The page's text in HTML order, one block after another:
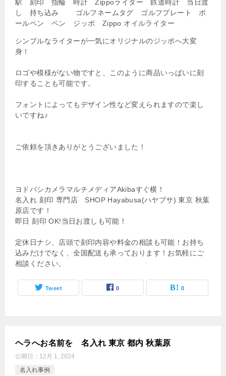
シンプルなライターが一気にオリジナルのジッポへ大変
身！
ロゴや模様がない物ですと、このように商品いっぱいに刻
印することも可能です。
フォントによってもデザイン性など変えられますので楽し
いですね♪
ご依頼を頂きありがとうございました！
ヨドバシカメラマルチメディアAkibaすぐ横！
名入れ 刻印 専門店 SHOP Hayabusa(ハヤブサ) 東京 秋葉
原店です！
即日 刻印 OK!当日お渡しも可能！
定休日ナシ、店頭で刻印内容や料金の相談も可能！お持ち
込みだけでなく、全国配送も承っております！お気軽にご
相談ください。
Tweet 0 0
ヘラへお名前を 名入れ 東京 都内 秋葉原
公開日： 12月 1, 2024
名入れ事例